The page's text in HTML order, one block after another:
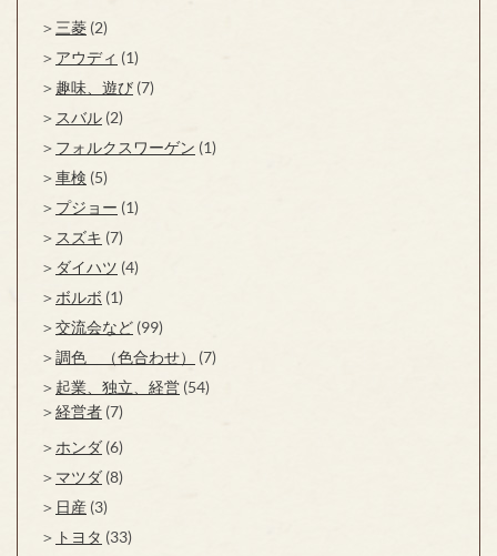
三菱 (2)
アウディ (1)
趣味、遊び (7)
スバル (2)
フォルクスワーゲン (1)
車検 (5)
プジョー (1)
スズキ (7)
ダイハツ (4)
ボルボ (1)
交流会など (99)
調色 （色合わせ）
(7)
起業、独立、経営 (54)
経営者 (7)
ホンダ (6)
マツダ (8)
日産 (3)
トヨタ (33)